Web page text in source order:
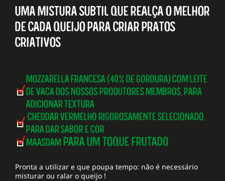
UMA MISTURA SUBTIL QUE REALÇA O MELHOR
DE CADA QUEIJO PARA CRIAR PRATOS
CRIATIVOS
MOZZARELLA FRANCESA (40% DE GORDURA) COM LEITE
DE VACA DOS NOSSOS PRODUTORES MEMBROS, PARA
ADICIONAR TEXTURA
CHEDDAR VERMELHO RIGOROSAMENTE SELECIONADO,
PARA DAR SABOR E COR
MAASDAMPARA UM TOQUE FRUTADO
Pronta a utilizar e que poupa tempo: não é necessário
misturar ou ralar o queijo !